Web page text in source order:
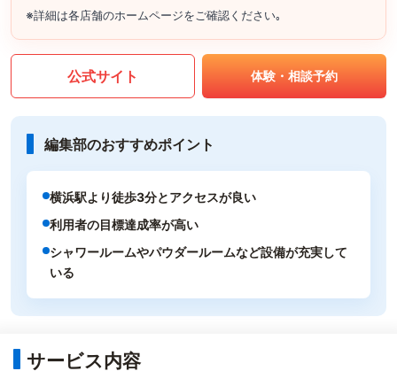
※詳細は各店舗のホームページをご確認ください｡
公式サイト 体験・相談予約
編集部のおすすめポイント
横浜駅より徒歩3分とアクセスが良い
利用者の目標達成率が高い
シャワールームやパウダールームなど設備が充実して
いる
サービス内容